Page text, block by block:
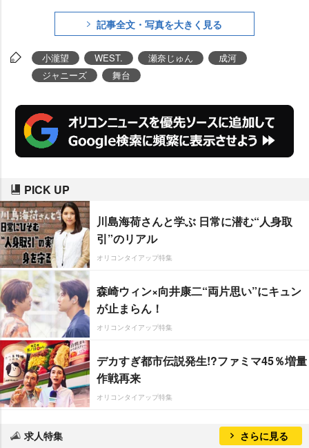
レナード、瀬奈じゅん演じるレナ
ードの妻・ローマイン、成河演じ
る検事・マイアーズの姿がスタイ
リッシュに映し出された一枚とな
記事全文・写真を大きく見る
小瀧望 WEST. 瀬奈じゅん
成河
ジャニーズ
舞台
PICK UP
川島海荷さんと学ぶ 日常に潜む“人身取
引”のリアル
オリコンタイアップ特集
森崎ウィン×向井康二“両片思い”にキュン
が止まらん！
オリコンタイアップ特集
デカすぎ都市伝説発生!?ファミマ45％増量
作戦再来
オリコンタイアップ特集
求人特集 さらに見る